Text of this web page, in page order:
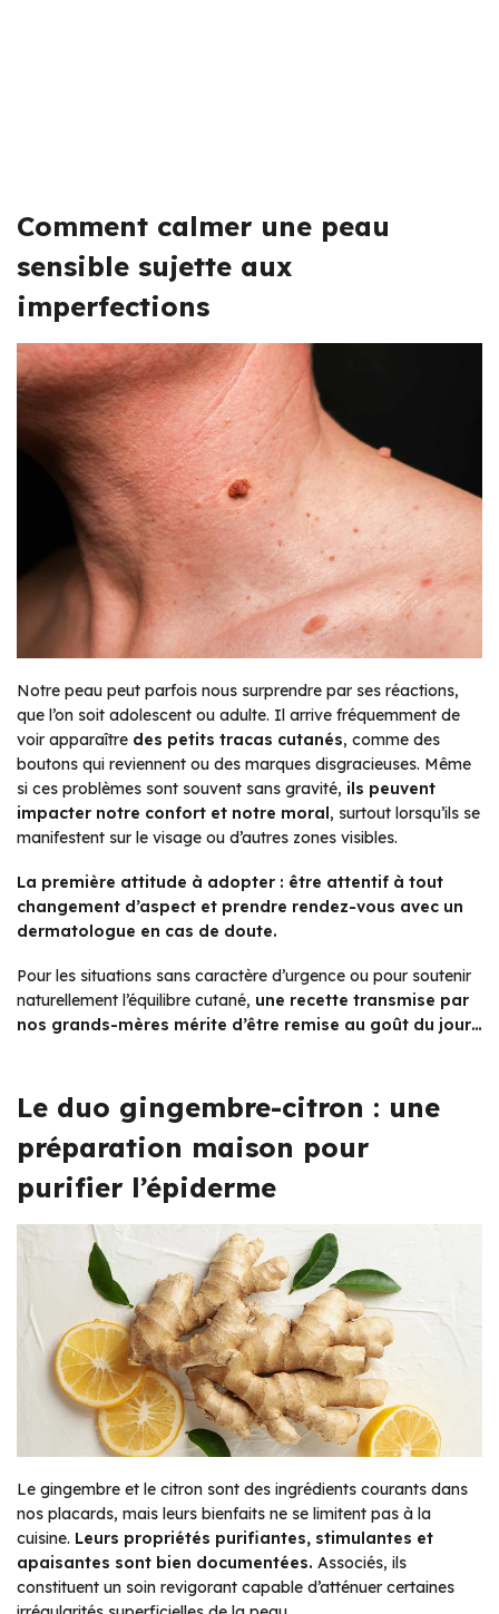
Comment calmer une peau
sensible sujette aux
imperfections
Notre peau peut parfois nous surprendre par ses réactions,
que l’on soit adolescent ou adulte. Il arrive fréquemment de
voir apparaître des petits tracas cutanés, comme des
boutons qui reviennent ou des marques disgracieuses. Même
si ces problèmes sont souvent sans gravité, ils peuvent
impacter notre confort et notre moral, surtout lorsqu’ils se
manifestent sur le visage ou d’autres zones visibles.
La première attitude à adopter : être attentif à tout
changement d’aspect et prendre rendez-vous avec un
dermatologue en cas de doute.
Pour les situations sans caractère d’urgence ou pour soutenir
naturellement l’équilibre cutané, une recette transmise par
nos grands-mères mérite d’être remise au goût du jour…
Le duo gingembre-citron : une
préparation maison pour
purifier l’épiderme
Le gingembre et le citron sont des ingrédients courants dans
nos placards, mais leurs bienfaits ne se limitent pas à la
cuisine. Leurs propriétés purifiantes, stimulantes et
apaisantes sont bien documentées. Associés, ils
constituent un soin revigorant capable d’atténuer certaines